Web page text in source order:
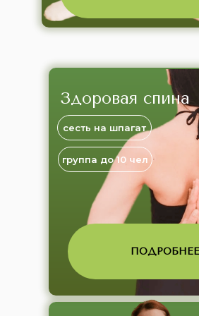
Здоровая спина
ПОДРОБНЕЕ
сесть на шпагат
группа до 10 чел